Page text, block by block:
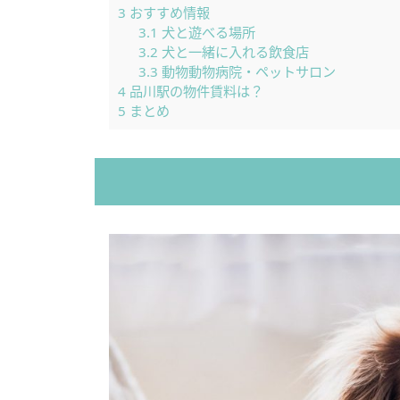
3 おすすめ情報
3.1 犬と遊べる場所
3.2 犬と一緒に入れる飲食店
3.3 動物動物病院・ペットサロン
4 品川駅の物件賃料は？
5 まとめ